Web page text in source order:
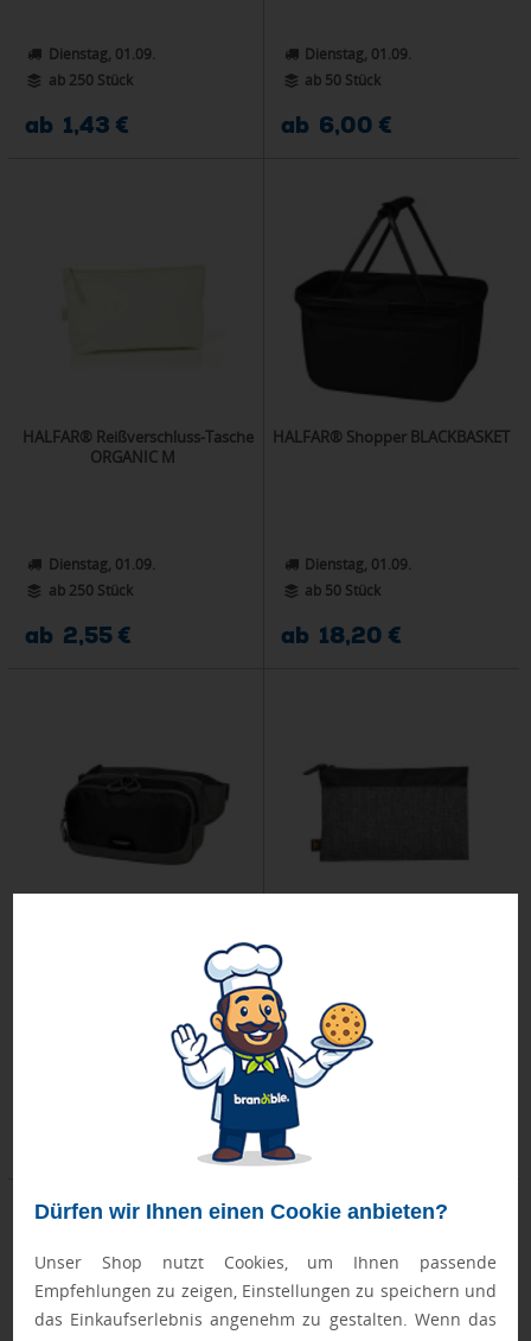
Dürfen wir Ihnen einen Cookie anbieten?
Unser Shop nutzt Cookies, um Ihnen passende
Empfehlungen zu zeigen, Einstellungen zu speichern und
das Einkaufserlebnis angenehm zu gestalten. Wenn das
Dienstag, 01.09.
ab 250 Stück
ab 1,43 €
Dienstag, 01.09.
ab 50 Stück
ab 6,00 €
HALFAR® Reißverschluss-Tasche
ORGANIC M
Dienstag, 01.09.
ab 250 Stück
ab 2,55 €
HALFAR® Shopper BLACKBASKET
Dienstag, 01.09.
ab 50 Stück
ab 18,20 €
HALFAR® Gürteltasche STEP
HALFAR® Reißverschluss-Tasche
Dienstag, 01.09.
ab 3,35 €